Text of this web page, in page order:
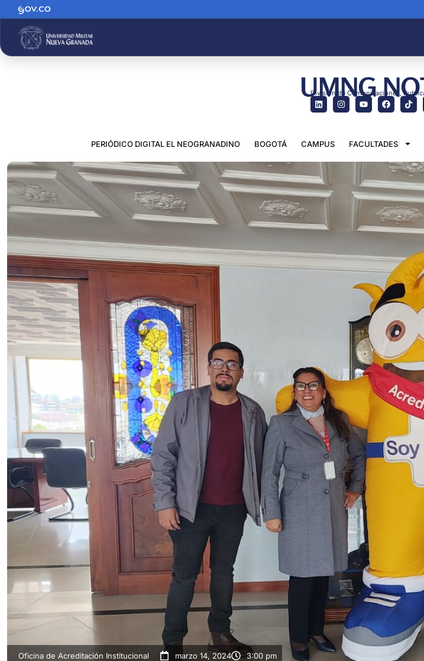
UMNG
División de Comunicaciones,
PERIÓDICO DIGITAL EL NEOGRANADINO BOGOTÁ CAMPUS FACULTADES
Oficina de Acreditación Institucional marzo 14, 2024 3:00 pm